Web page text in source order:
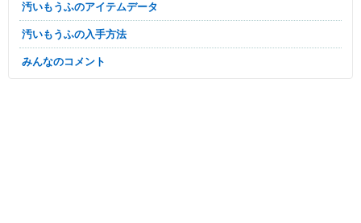
汚いもうふのアイテムデータ
汚いもうふの入手方法
みんなのコメント